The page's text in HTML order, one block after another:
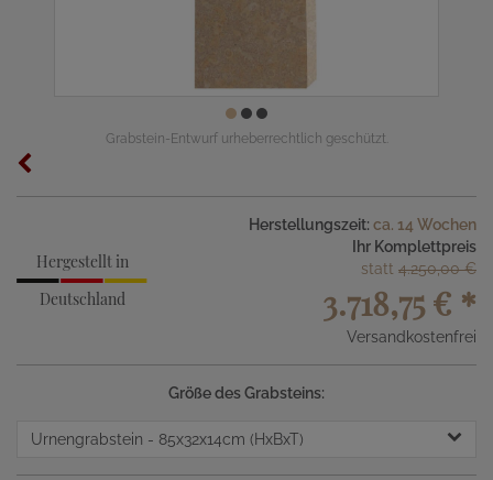
Grabstein-Entwurf urheberrechtlich geschützt.
Hergestellt in
Deutschland
Herstellungszeit: ca. 14 Wochen
Ihr Komplettpreis
statt 4.250,00 €
3.718,75 € *
Versandkostenfrei
Größe des Grabsteins:
Urnengrabstein - 85x32x14cm (HxBxT)